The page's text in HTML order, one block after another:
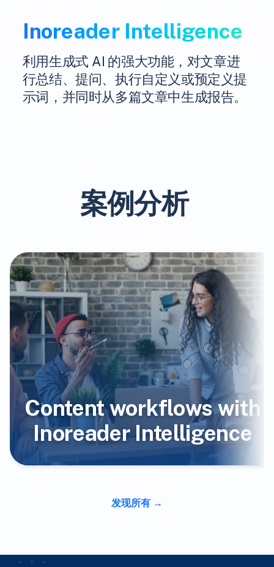
Inoreader Intelligence
利用生成式 AI 的强大功能，对文章进
行总结、提问、执行自定义或预定义提
示词，并同时从多篇文章中生成报告。
案例分析
Content workflows with
Inoreader Intelligence
发现所有